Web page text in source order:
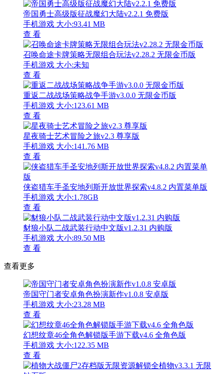
帝国勇士高级版征战魔幻大陆v2.2.1 免费版
手机游戏 大小:93.41 MB
查 看
召唤命途卡牌策略无限组合玩法v2.28.2 无限金币版
手机游戏 大小:未知
查 看
重返二战战场策略战争手游v3.0.0 无限金币版
手机游戏 大小:123.61 MB
查 看
星夜骑士艺术冒险之旅v2.3 尊享版
手机游戏 大小:141.76 MB
查 看
侠盗猎车手圣安地列斯开放世界探索v4.8.2 内置菜单版
手机游戏 大小:1.78GB
查 看
豺狼小队二战武装行动中文版v1.2.31 内购版
手机游戏 大小:89.50 MB
查 看
查看更多
帝国守门者安卓角色扮演新作v1.0.8 安卓版
手机游戏 大小:23.28 MB
查 看
幻想纹章46全角色解锁版手游下载v4.6 全角色版
手机游戏 大小:122.35 MB
查 看